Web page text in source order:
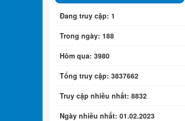
Đang truy cập: 1
Trong ngày: 188
Hôm qua: 3980
Tổng truy cập: 3837662
Truy cập nhiều nhất: 8832
Ngày nhiều nhất: 01.02.2023